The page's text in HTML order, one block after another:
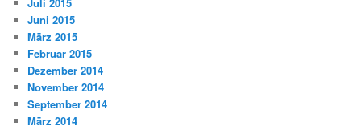
Juli 2015
Juni 2015
März 2015
Februar 2015
Dezember 2014
November 2014
September 2014
März 2014